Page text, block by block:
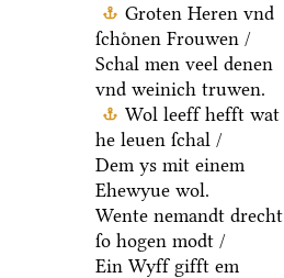
Groten Heren vnd
ſchoͤnen Frouwen /
Schal men veel denen
vnd weinich truwen.
Wol leeff hefft wat
he leuen ſchal /
Dem ys mit einem
Ehewyue wol.
Wente nemandt drecht
ſo hogen modt /
Ein Wyff gifft em